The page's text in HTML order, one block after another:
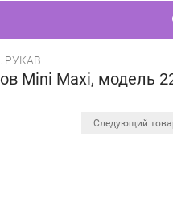
РУКАВ
Mini Maxi, модель
Следующий